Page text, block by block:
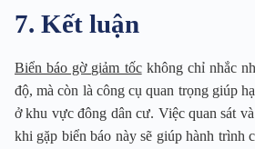
7. Kết luận
Biển báo gờ giảm tốckhông chỉ nhắc
độ, mà còn là công cụ quan trọng giúp
ở khu vực đông dân cư. Việc quan sát
khi gặp biển báo này sẽ giúp hành trình